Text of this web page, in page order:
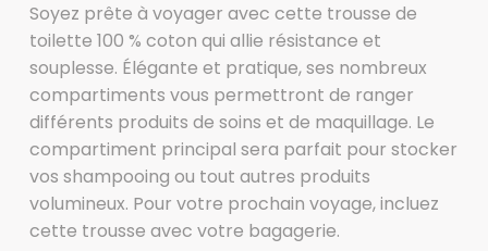
Soyez prête à voyager avec cette trousse de
toilette 100 % coton qui allie résistance et
souplesse. Élégante et pratique, ses nombreux
compartiments vous permettront de ranger
différents produits de soins et de maquillage. Le
compartiment principal sera parfait pour stocker
vos shampooing ou tout autres produits
volumineux. Pour votre prochain voyage, incluez
cette trousse avec votre bagagerie.